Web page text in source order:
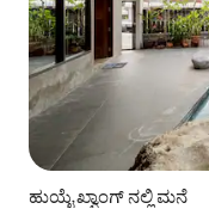
ಹುಯೈ ಖ್ವಾಂಗ್ ನಲ್ಲಿ ಮನೆ